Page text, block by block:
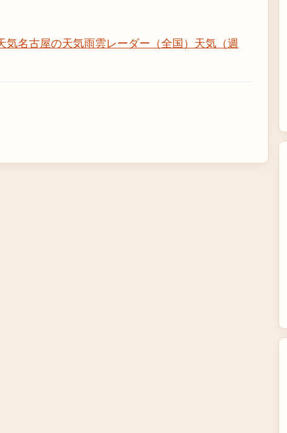
気名古屋の天気雨雲レーダー（全国） 天気（週